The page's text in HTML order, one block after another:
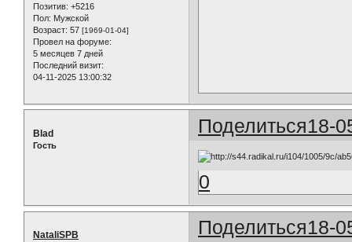
Позитив: +5216
Пол: Мужской
Возраст: 57 [1969-01-04]
Провел на форуме:
5 месяцев 7 дней
Последний визит:
04-11-2025 13:00:32
Поделиться18-
Blad
Гость
0
Поделиться18-
NataliSPB